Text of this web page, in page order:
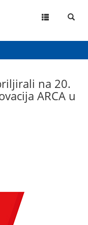
MENU
na 20.
ARCA u